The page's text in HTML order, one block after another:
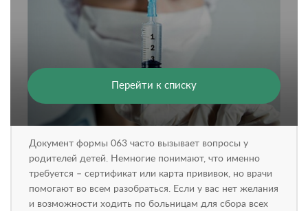
Перейти к списку
Документ формы 063 часто вызывает вопросы у
родителей детей. Немногие понимают, что именно
требуется – сертификат или карта прививок, но врачи
помогают во всем разобраться. Если у вас нет желания
и возможности ходить по больницам для сбора всех